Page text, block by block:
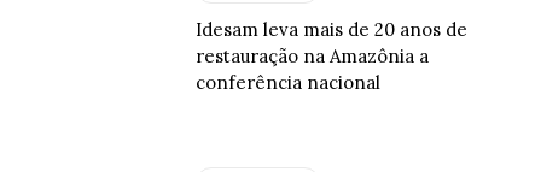
Idesam leva mais de 20 anos de
restauração na Amazônia a
conferência nacional